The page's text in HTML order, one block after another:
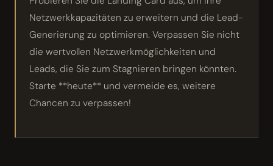
Netzwerkkapazitäten zu erweitern und die Lead-
Generierung zu optimieren. Verpassen Sie nicht
die wertvollen Netzwerkmöglichkeiten und
Leads, die Sie zum Stagnieren bringen könnten.
Starte **heute** und vermeide es, weitere
Chancen zu verpassen!